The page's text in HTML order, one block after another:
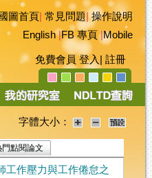
圖首頁 常見問題|操作說明
English|FB 專頁|Mobile
免費會員 登入 註冊
字體大小：
門點閱論文
工作壓力與工作倦怠之